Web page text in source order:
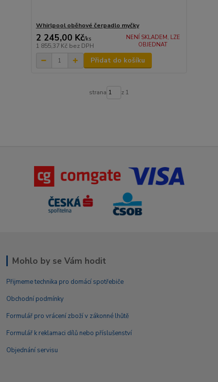
Whirlpool oběhové čerpadlo myčky
2 245,00 Kč/ks
1 855,37 Kč bez DPH
NENÍ SKLADEM, LZE
OBJEDNAT
Přidat do košíku
strana z 1
Mohlo by se Vám hodit
Přijmeme technika pro domácí spotřebiče
Obchodní podmínky
Formulář pro vrácení zboží v zákonné lhůtě
Formulář k reklamaci dílů nebo příslušenství
Objednání servisu